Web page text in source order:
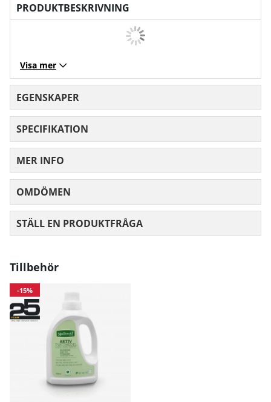
PRODUKTBESKRIVNING
Visa mer
EGENSKAPER
SPECIFIKATION
MER INFO
OMDÖMEN
STÄLL EN PRODUKTFRÅGA
Tillbehör
-15%